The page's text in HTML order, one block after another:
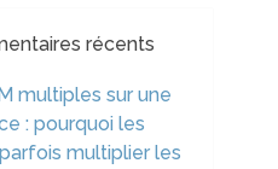
récents
multiples sur une
: pourquoi les
multiplier les